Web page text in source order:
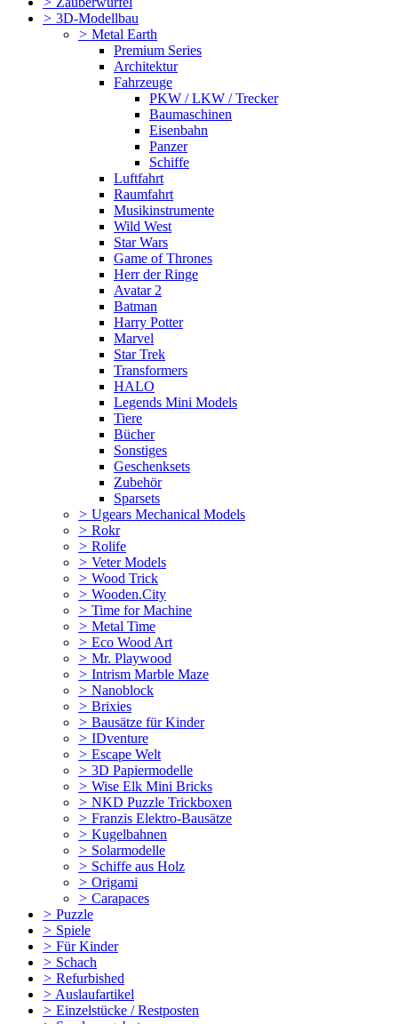
> 3D-Modellbau
> Metal Earth
Premium Series
Architektur
Fahrzeuge
PKW / LKW / Trecker
Baumaschinen
Eisenbahn
Panzer
Schiffe
Luftfahrt
Raumfahrt
Musikinstrumente
Wild West
Star Wars
Game of Thrones
Herr der Ringe
Avatar 2
Batman
Harry Potter
Marvel
Star Trek
Transformers
HALO
Legends Mini Models
Tiere
Bücher
Sonstiges
Geschenksets
Zubehör
Sparsets
> Ugears Mechanical Models
> Rokr
> Rolife
> Veter Models
> Wood Trick
> Wooden.City
> Time for Machine
> Metal Time
> Eco Wood Art
> Mr. Playwood
> Intrism Marble Maze
> Nanoblock
> Brixies
> Bausätze für Kinder
> IDventure
> Escape Welt
> 3D Papiermodelle
> Wise Elk Mini Bricks
> NKD Puzzle Trickboxen
> Franzis Elektro-Bausätze
> Kugelbahnen
> Solarmodelle
> Schiffe aus Holz
> Origami
> Carapaces
> Puzzle
> Spiele
> Für Kinder
> Schach
> Refurbished
> Auslaufartikel
> Einzelstücke / Restposten